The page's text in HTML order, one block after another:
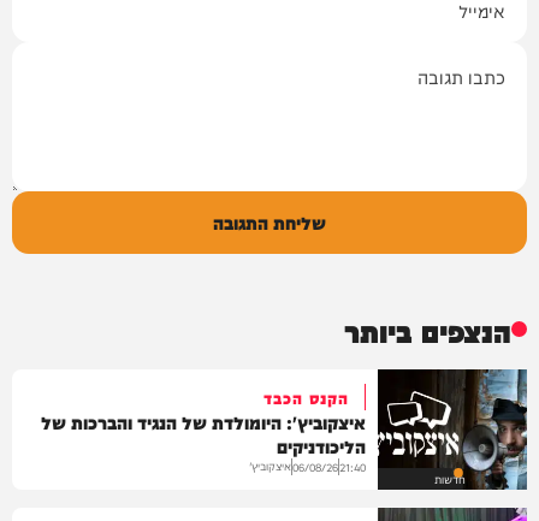
שליחת התגובה
הנצפים ביותר
חדשות
הקנס הכבד
איצקוביץ': היומולדת של הנגיד והברכות של
הליכודניקים
21:40
06/08/26איצקוביץ'